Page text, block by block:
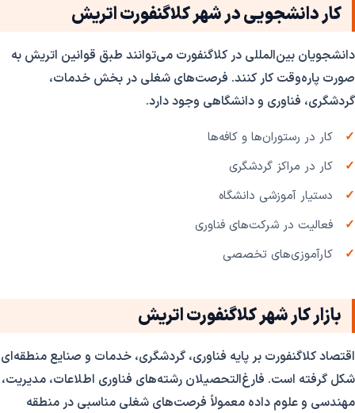
کار دانشجویی در شهر کلاگنفورت اتریش
دانشجویان بین‌المللی در کلاگنفورت می‌توانند طبق قوانین اتریش به
صورت پاره‌وقت کار کنند. فرصت‌های شغلی در بخش خدمات،
گردشگری، فناوری و دانشگاهی وجود دارد.
کار در رستوران‌ها و کافه‌ها
کار در مراکز گردشگری
دستیار آموزشی دانشگاه
فعالیت در شرکت‌های فناوری
کارآموزی‌های تخصصی
بازار کار شهر کلاگنفورت اتریش
اقتصاد کلاگنفورت بر پایه فناوری، گردشگری، خدمات و صنایع منطقه‌ای
شکل گرفته است. فارغ‌التحصیلان رشته‌های فناوری اطلاعات، مدیریت،
مهندسی و علوم داده معمولاً فرصت‌های شغلی مناسبی در منطقه